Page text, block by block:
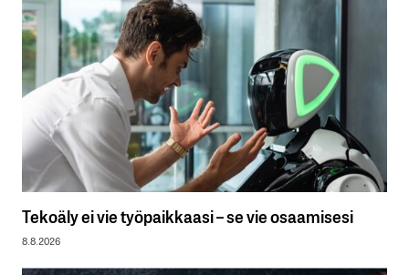
Tekoäly ei vie työpaikkaasi – se vie osaamisesi
8.8.2026